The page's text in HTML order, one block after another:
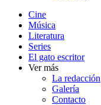
Cine
Música
Literatura
Series
El gato escritor
Ver más
La redacción
Galería
Contacto